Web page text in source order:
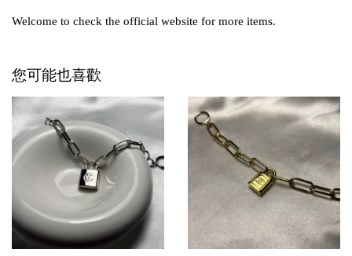
Welcome to check the official website for more items.
您可能也喜歡